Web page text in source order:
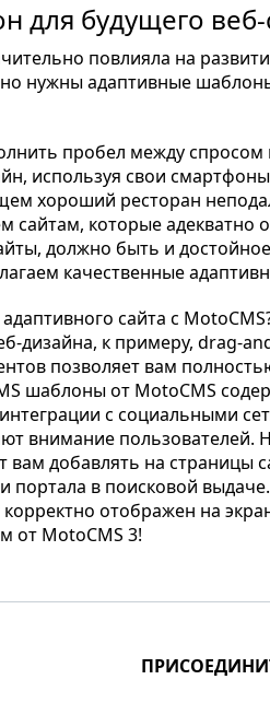
будущего веб-
повлияла на
нужны адаптивные
пробел между
используя свои
хороший ресторан
сайтам, которые адекватно
должно быть и
качественные
сайта с
дизайна, к примеру, drag-
позволяет вам
шаблоны от MotoCMS
с социальными
внимание
добавлять на страницы
в поисковой
отображен на
от MotoCMS 3!